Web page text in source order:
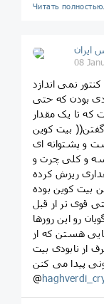
Читать
ایران
08
بودن که حتی
تا یک مقدار
گفتن(( بیت کوین
و پشتوانه ای
و کلی چرت و
ریزش کرده
بیت کوین بوده
رو این روزها
هستن که از
از نابودی بیت
@